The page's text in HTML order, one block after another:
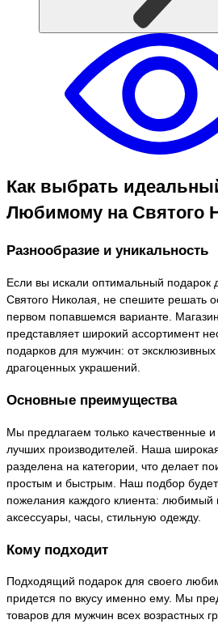
Как выбрать
Любимому на Святого
Разнообразие и уникальность
Если вы искали оптимальный подарок
Святого Николая, не спешите решать
первом попавшемся варианте.
представляет широкий ассортимент
подарков для мужчин: от
драгоценных украшений.
Основные преимущества
Мы предлагаем только качественные
лучших производителей. Наша
разделена на категории, что делает
простым и быстрым. Наш подбор будет
пожелания каждого клиента:
аксессуары, часы, стильную одежду.
Кому подходит
Подходящий подарок для своего
придется по вкусу именно ему. Мы
товаров для мужчин всех возрастных